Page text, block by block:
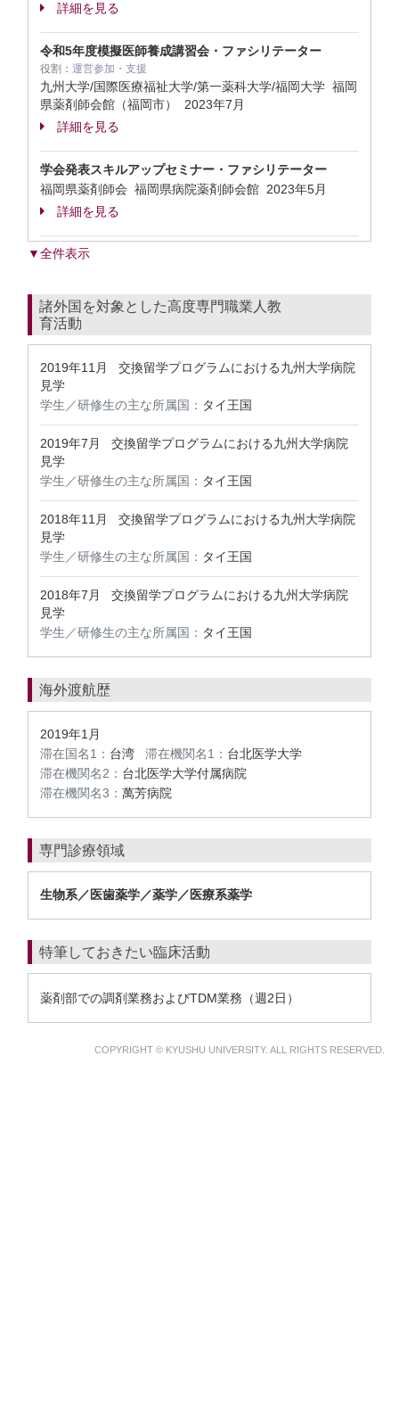
詳細を見る
令和5年度模擬医師養成講習会・ファシリテーター
役割： 運営参加・支援
九州大学/国際医療福祉大学/第一薬科大学/福岡大学 福岡
県薬剤師会館（福岡市） 2023年7月
詳細を見る
学会発表スキルアップセミナー・ファシリテーター
福岡県薬剤師会 福岡県病院薬剤師会館 2023年5月
詳細を見る
▼全件表示
諸外国を対象とした高度専門職業人教
育活動
2019年11月
交換留学プログラムにおける九州大学病院
見学
学生／研修生の主な所属国： タイ王国
2019年7月
交換留学プログラムにおける九州大学病院
見学
学生／研修生の主な所属国： タイ王国
2018年11月
交換留学プログラムにおける九州大学病院
見学
学生／研修生の主な所属国： タイ王国
2018年7月
交換留学プログラムにおける九州大学病院
見学
学生／研修生の主な所属国： タイ王国
海外渡航歴
2019年1月
滞在国名1： 台湾 滞在機関名1： 台北医学大学
滞在機関名2： 台北医学大学付属病院
滞在機関名3： 萬芳病院
専門診療領域
生物系／医歯薬学／薬学／医療系薬学
特筆しておきたい臨床活動
薬剤部での調剤業務およびTDM業務（週2日）
COPYRIGHT © KYUSHU UNIVERSITY. ALL RIGHTS RESERVED.